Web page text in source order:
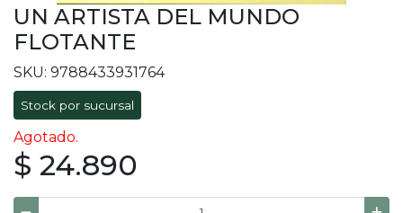
UN ARTISTA DEL MUNDO
FLOTANTE
SKU: 9788433931764
Stock por sucursal
Agotado.
$ 24.890